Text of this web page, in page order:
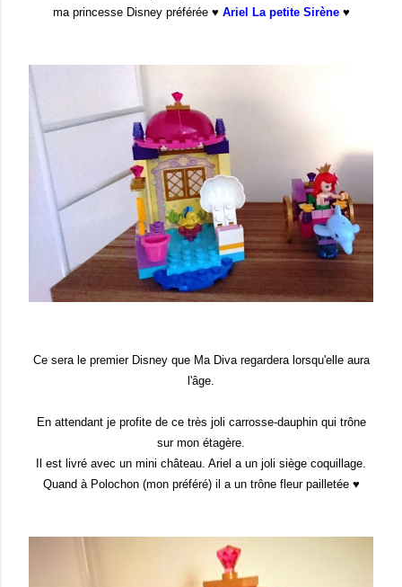
ma princesse Disney préférée ♥ Ariel La petite Sirène ♥
Ce sera le premier Disney que Ma Diva regardera lorsqu'elle aura
l'âge.
En attendant je profite de ce très joli carrosse-dauphin qui trône
sur mon étagère.
Il est livré avec un mini château. Ariel a un joli siège coquillage.
Quand à Polochon (mon préféré) il a un trône fleur pailletée ♥